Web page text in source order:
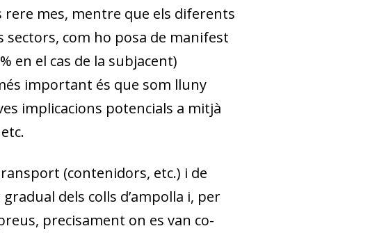
mes, mentre que els diferents
sectors, com ho posa de manifest
en el cas de la subjacent)
important és que som lluny
implicacions potencials a mitjà
(contenidors, etc.) i de
dels colls d’ampolla i, per
precisament on es van co­­